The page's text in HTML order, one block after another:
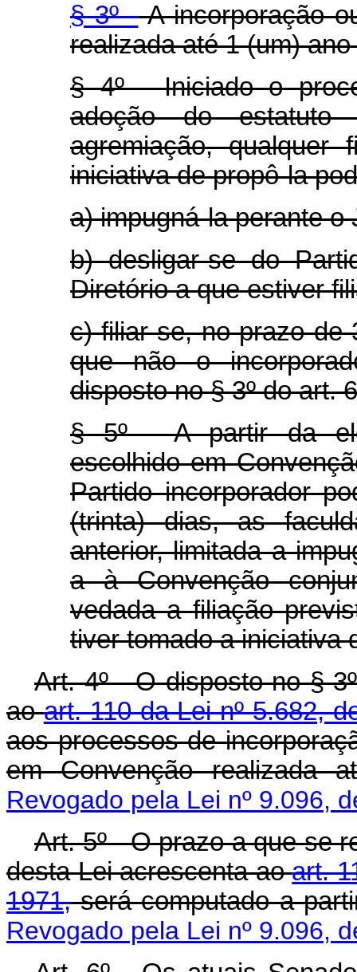
§ 3º -A incorporação
realizada até 1 (um)
§ 4º - Iniciado o
adoção do
agremiação,
iniciativa de propô-la
a) impugná-la perante
b) desligar-se do
Diretório a que estiver
c) filiar-se, no prazo de
que não o
disposto no § 3º do art.
§ 5º - A partir da
escolhido em
Partido incorporador
(trinta) dias, as
anterior, limitada a
a à Convenção
vedada a filiação
tiver tomado a iniciativa
Art. 4º - O disposto no §
aoart. 110 da Lei nº 5.682,
aos processos de
em Convenção
Revogado pela Lei nº 9.096,
Art. 5º - O prazo a que se
desta Lei acrescenta aoart.
1971,será computado a
Revogado pela Lei nº 9.096,